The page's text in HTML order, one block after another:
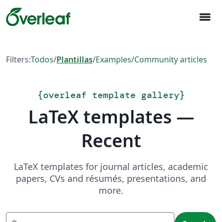
menu
Filters:Todos/Plantillas/Examples/Community articles
{overleaf template gallery}
LaTeX templates —
Recent
LaTeX templates for journal articles, academic
papers, CVs and résumés, presentations, and
more.